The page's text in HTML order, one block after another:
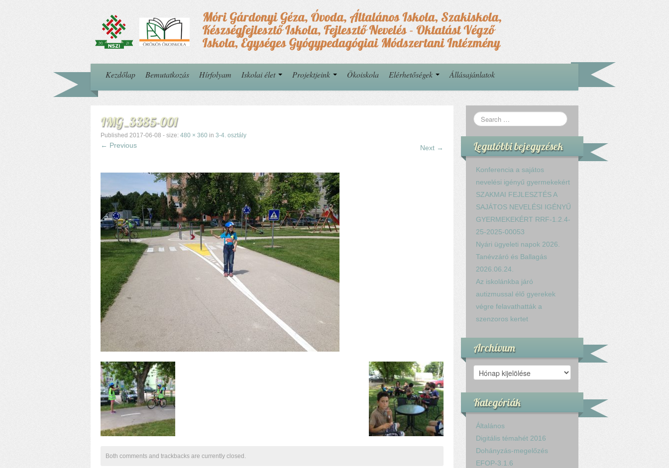
Kezdőlap Bemutatkozás Hírfolyam Iskolai élet Projektjeink Ökoiskola Elérhetőségek Állásajánlatok
IMG_3385-001
Published 2017-06-08 - size: 480 × 360 in 3-4. osztály
← Previous Next →
Both comments and trackbacks are currently closed.
Legutóbbi bejegyzések
Konferencia a sajátos
nevelési igényű gyermekekért
SZAKMAI FEJLESZTÉS A
SAJÁTOS NEVELÉSI IGÉNYŰ
GYERMEKEKÉRT RRF-1.2.4-
25-2025-00053
Nyári ügyeleti napok 2026.
Tanévzáró és Ballagás
2026.06.24.
Az iskolánkba járó
autizmussal élő gyerekek
végre felavathatták a
szenzoros kertet
Archívum
Archívum
Kategóriák
Általános
Digitális témahét 2016
Dohányzás-megelőzés
EFOP-3.1.6